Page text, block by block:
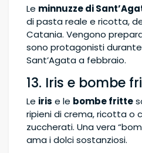
Le minnuzze di
di pasta reale e ricotta,
Catania. Vengono
sono protagonisti
Sant’Agata a febbraio.
13. Iris e bombe
Le iris e le bombe fritte
ripieni di crema, ricotta o
zuccherati. Una vera
ama i dolci sostanziosi.